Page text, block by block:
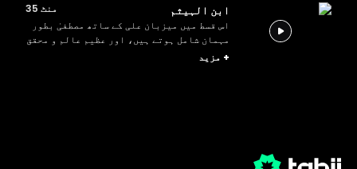
ابن الہیثم
منٹ 35
اس قسط میں میزبان علی کے ساتھ مصطفیٰ بطور
مہمان شامل ہوتے ہیں، اور عظیم عالم و محقق
ابن الہیثم اور ان کے سنہری دور کے بارے
+ مزید